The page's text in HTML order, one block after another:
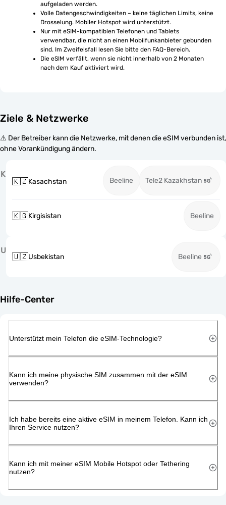
aufgeladen werden.
Volle Datengeschwindigkeiten – keine täglichen Limits, keine
Drosselung. Mobiler Hotspot wird unterstützt.
Nur mit eSIM-kompatiblen Telefonen und Tablets
verwendbar, die nicht an einen Mobilfunkanbieter gebunden
sind. Im Zweifelsfall lesen Sie bitte den FAQ-Bereich.
Die eSIM verfällt, wenn sie nicht innerhalb von 2 Monaten
nach dem Kauf aktiviert wird.
Ziele & Netzwerke
⚠️ Der Betreiber kann die Netzwerke, mit denen die eSIM verbunden ist,
ohne Vorankündigung ändern.
K
🇰🇿Kasachstan Beeline Tele2 Kazakhstan
🇰🇬Kirgisistan Beeline
U
🇺🇿Usbekistan Beeline
Hilfe-Center
Unterstützt mein Telefon die eSIM-Technologie?
Kann ich meine physische SIM zusammen mit der eSIM
verwenden?
Ich habe bereits eine aktive eSIM in meinem Telefon. Kann ich
Ihren Service nutzen?
Kann ich mit meiner eSIM Mobile Hotspot oder Tethering
nutzen?